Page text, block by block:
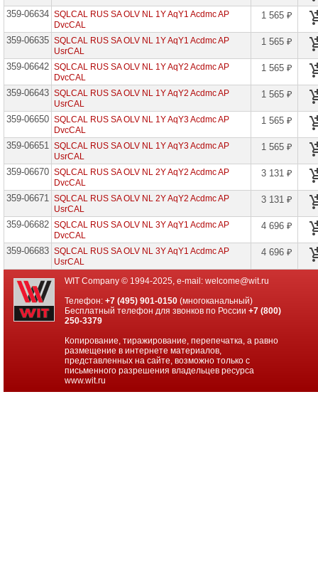
Core
CAL
Bridge
EMS
Core
CAL
Bridge
O365
D365
Activity
PMA
Edu
D365
Call
Intelligence
Edu
D365
Cust
Eng
Addl
Scl
Post
Open
D365
Cust
Eng
Scl
OpenFac
D365
Non-
359-06634 SQLCAL RUS SA OLV NL 1Y AqY1 Acdmc AP
DvcCAL
1 565 ₽
359-06635 SQLCAL RUS SA OLV NL 1Y AqY1 Acdmc AP
UsrCAL
1 565 ₽
359-06642 SQLCAL RUS SA OLV NL 1Y AqY2 Acdmc AP
DvcCAL
1 565 ₽
359-06643 SQLCAL RUS SA OLV NL 1Y AqY2 Acdmc AP
UsrCAL
1 565 ₽
359-06650 SQLCAL RUS SA OLV NL 1Y AqY3 Acdmc AP
DvcCAL
1 565 ₽
359-06651 SQLCAL RUS SA OLV NL 1Y AqY3 Acdmc AP
UsrCAL
1 565 ₽
359-06670 SQLCAL RUS SA OLV NL 2Y AqY2 Acdmc AP
DvcCAL
3 131 ₽
359-06671 SQLCAL RUS SA OLV NL 2Y AqY2 Acdmc AP
UsrCAL
3 131 ₽
359-06682 SQLCAL RUS SA OLV NL 3Y AqY1 Acdmc AP
DvcCAL
4 696 ₽
359-06683 SQLCAL RUS SA OLV NL 3Y AqY1 Acdmc AP
UsrCAL
4 696 ₽
WIT Company © 1994-2025, e-mail: welcome@wit.ru
Телефон:+7 (495) 901-0150 (многоканальный)
Бесплатный телефон для звонков по России+7 (800)
250-3379
Копирование, тиражирование, перепечатка, а равно
размещение в интернете материалов,
представленных на сайте, возможно только с
письменного разрешения владельцев ресурса
www.wit.ru